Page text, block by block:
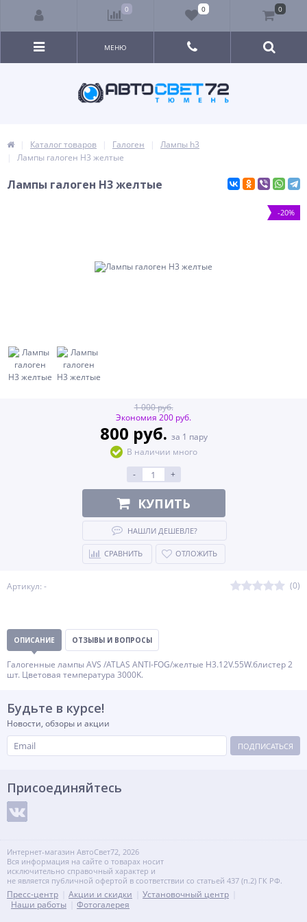
МЕНЮ
Каталог товаров Галоген
Лампы h3
Лампы галоген H3 желтые
Лампы галоген H3 желтые
-20%
Артикул: - (0)
1 000 руб.
Экономия 200 руб.
800 руб. за 1 пару
В наличии много
-
+
КУПИТЬ
НАШЛИ ДЕШЕВЛЕ?
СРАВНИТЬ ОТЛОЖИТЬ
ОПИСАНИЕ ОТЗЫВЫ И ВОПРОСЫ
Галогенные лампы AVS /ATLAS ANTI-FOG/желтые H3.12V.55W.блистер 2
шт. Цветовая температура 3000K.
Будьте в курсе!
Новости, обзоры и акции
ПОДПИСАТЬСЯ
Присоединяйтесь
Интернет-магазин АвтоСвет72, 2026
Вся информация на сайте о товарах носит
исключительно справочный характер и
не является публичной офертой в соответствии со статьей 437 (п.2) ГК РФ.
Пресс-центр Акции и скидки
Установочный центр
Наши работы
Фотогалерея
0 0 0